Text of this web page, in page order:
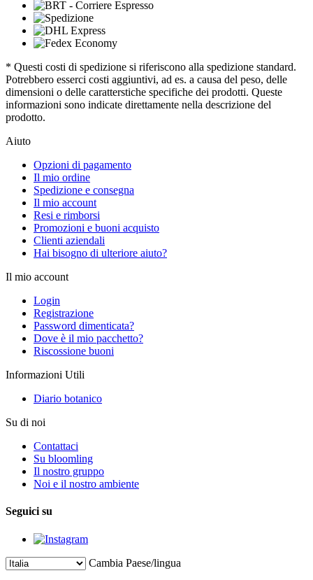
* Questi costi di spedizione si riferiscono alla spedizione standard.
Potrebbero esserci costi aggiuntivi, ad es. a causa del peso, delle
dimensioni o delle caratterstiche specifiche dei prodotti. Queste
informazioni sono indicate direttamente nella descrizione del
prodotto.
Aiuto
Opzioni di pagamento
Il mio ordine
Spedizione e consegna
Il mio account
Resi e rimborsi
Promozioni e buoni acquisto
Clienti aziendali
Hai bisogno di ulteriore aiuto?
Il mio account
Login
Registrazione
Password dimenticata?
Dove è il mio pacchetto?
Riscossione buoni
Informazioni Utili
Diario botanico
Su di noi
Contattaci
Su bloomling
Il nostro gruppo
Noi e il nostro ambiente
Seguici su
Cambia Paese/lingua